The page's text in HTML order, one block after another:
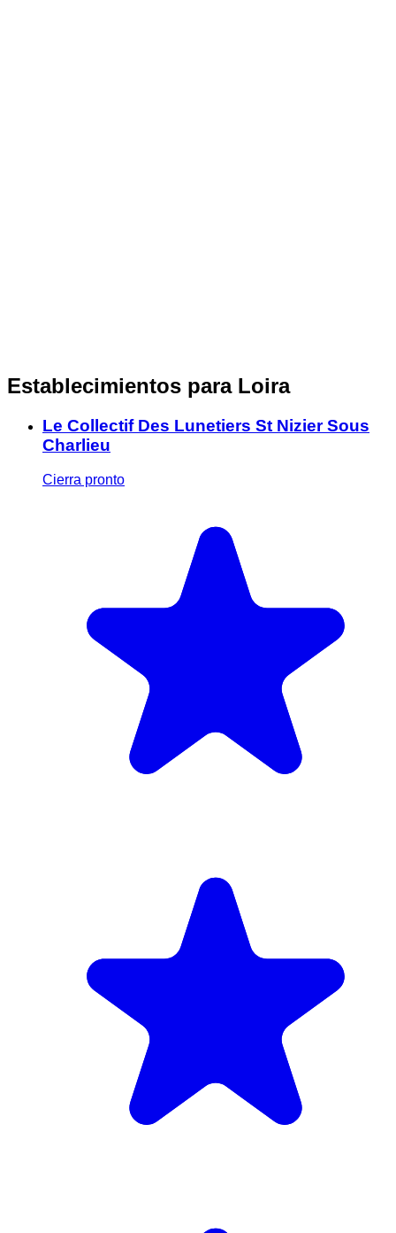
Establecimientos para Loira
Le Collectif Des Lunetiers St Nizier Sous
Charlieu
Cierra pronto